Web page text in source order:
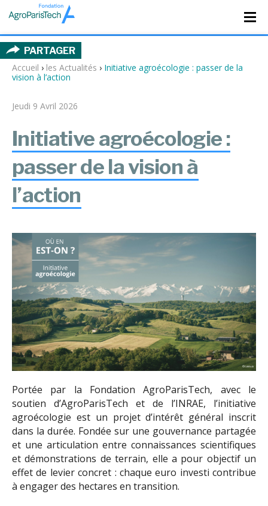
PARTAGER
Accueil › les Actualités › Initiative agroécologie : passer de la
vision à l’action
Jeudi 9 Avril 2026
Initiative agroécologie :
passer de la vision à
l’action
Portée par la Fondation AgroParisTech, avec le
soutien d’AgroParisTech et de l’INRAE, l’initiative
agroécologie est un projet d’intérêt général inscrit
dans la durée. Fondée sur une gouvernance partagée
et une articulation entre connaissances scientifiques
et démonstrations de terrain, elle a pour objectif un
effet de levier concret : chaque euro investi contribue
à engager des hectares en transition.